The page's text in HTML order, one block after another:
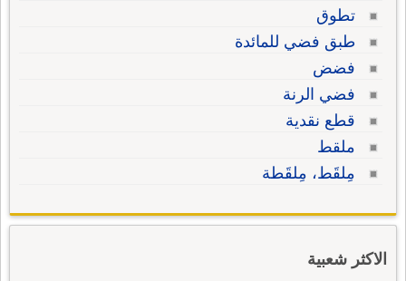
تطوق
طبق فضي للمائدة
فضض
فضي الرنة
قطع نقدية
ملقط
مِلقَط، مِلقَطة
الاكثر شعبية